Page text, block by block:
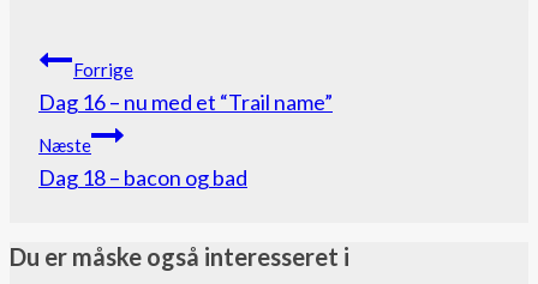
Indlægsnavigation
Forrige
Dag 16 – nu med et “Trail name”
Næste
Dag 18 – bacon og bad
Du er måske også interesseret i